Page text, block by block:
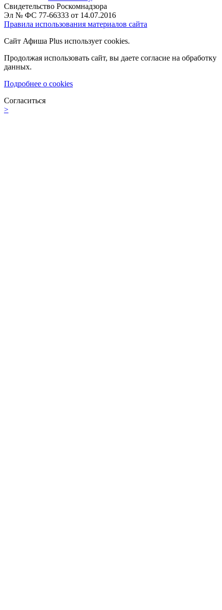
Свидетельство Роскомнадзора
Эл № ФС 77-66333 от 14.07.2016
Правила использования материалов сайта
Сайт Афиша Plus использует cookies.
Продолжая использовать сайт, вы даете согласие на обработку
данных.
Подробнее о cookies
Согласиться
>